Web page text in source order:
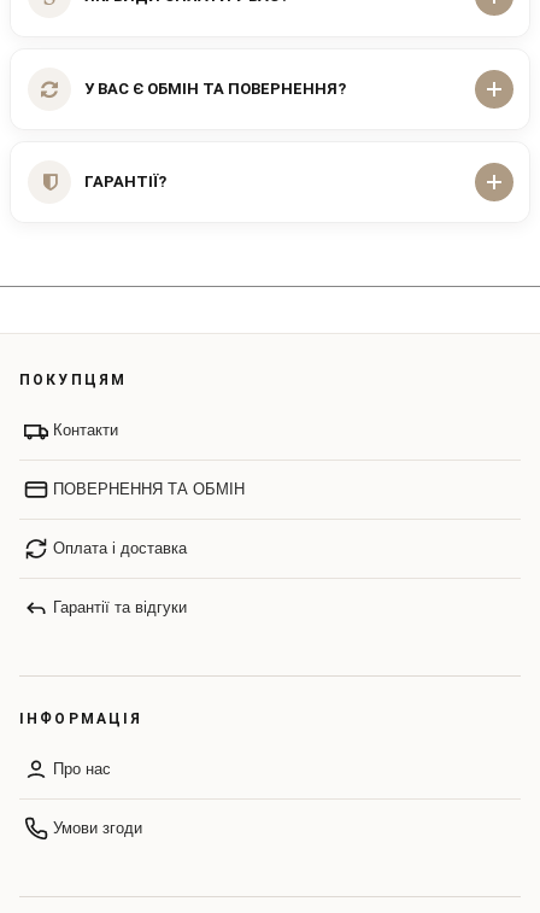
У ВАС Є ОБМІН ТА ПОВЕРНЕННЯ?
ГАРАНТІЇ?
ПОКУПЦЯМ
Контакти
ПОВЕРНЕННЯ ТА ОБМІН
Оплата і доставка
Гарантії та відгуки
ІНФОРМАЦІЯ
Про нас
Умови згоди